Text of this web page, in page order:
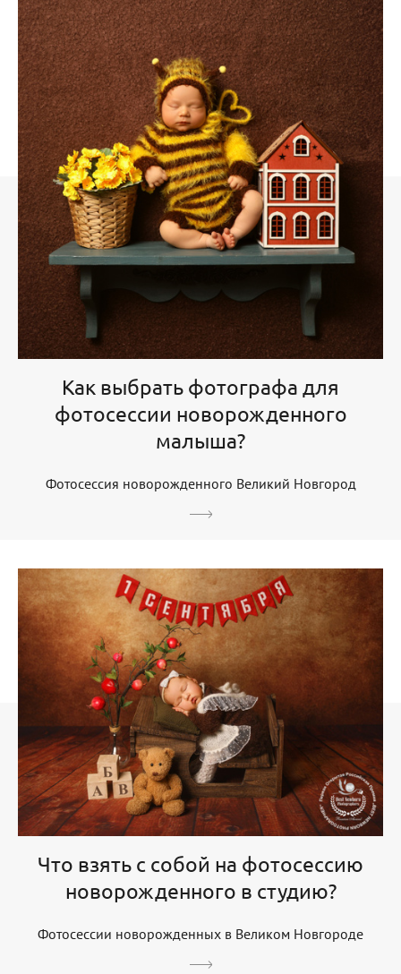
Как выбрать фотографа для
фотосессии новорожденного
малыша?
Фотосессия новорожденного Великий Новгород
Что взять с собой на фотосессию
новорожденного в студию?
Фотосессии новорожденных в Великом Новгороде